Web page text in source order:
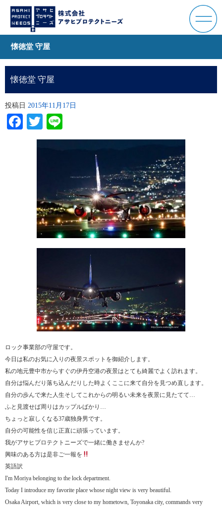
懐徳堂 守屋
懐徳堂 守屋
投稿日 2015年11月17日
Facebook
Twitter
ロック事業部の守屋です。
今日は私のお気に入りの夜景スポットを御紹介します。
私の地元豊中市からすぐの伊丹空港の夜景はとても綺麗でよく訪れます。
自分は悩んだり落ち込んだりした時よくここに来て自分を見つめ直します。
自分の歩んで来た人生そしてこれからの明るい未来を夜景に見たてて…
ふと見渡せば周りはカップルばかり…
ちょっと寂しくなる37歳独身男です。
自分の可能性を信じ正直に頑張っています。
我がアサヒプロテクトニーズで一緒に働きませんか?
興味のある方は是非ご一報を
英語訳
I'm Moriya belonging to the lock department.
Today I introduce my favorite place whose night view is very beautiful.
Osaka Airport, which is very close to my hometown, Toyonaka city, commands very